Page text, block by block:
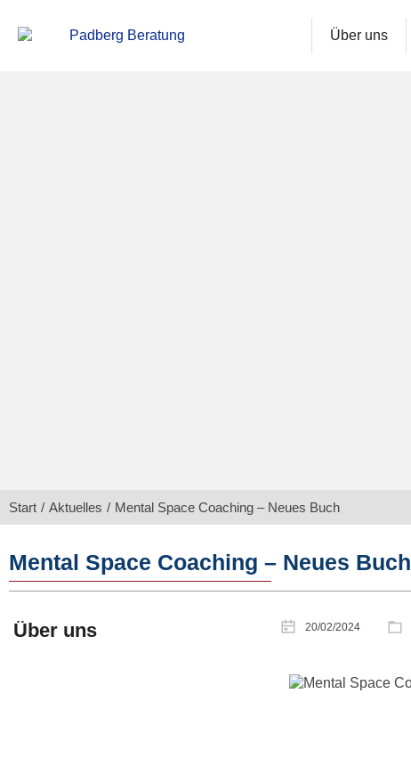
Über uns
Sie befinden sich hier:
Start Aktuelles Mental Space Coaching – Neues Buch
Mental Space Coaching – Neues Buch
Über uns 20/02/2024